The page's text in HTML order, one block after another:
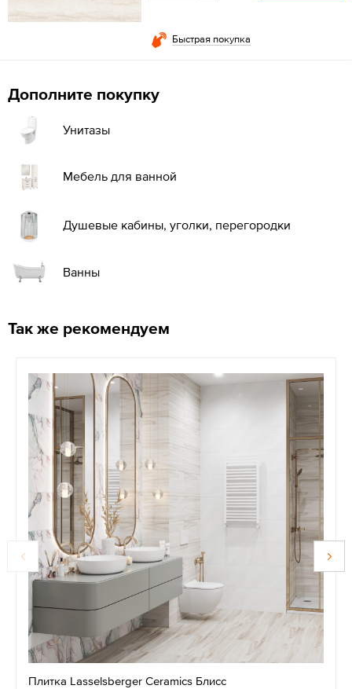
Быстрая покупка
Дополните покупку
Унитазы
Мебель для ванной
Душевые кабины, уголки, перегородки
Ванны
Так же рекомендуем
Плитка Lasselsberger Ceramics Блисс